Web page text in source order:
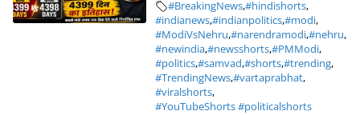
#BreakingNews,#hindishorts,
#indianews,#indianpolitics,#modi,
#ModiVsNehru,#narendramodi,#nehru,
#newindia,#newsshorts,#PMModi,
#politics,#samvad,#shorts,#trending,
#TrendingNews,#vartaprabhat,
#viralshorts,
#YouTubeShorts #politicalshorts